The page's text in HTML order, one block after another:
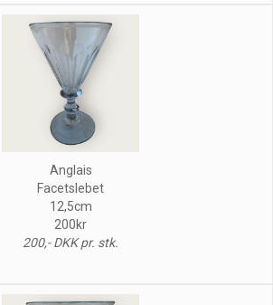
Anglais
Facetslebet
12,5cm
200kr
200,- DKK pr. stk.